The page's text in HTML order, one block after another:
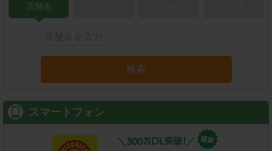
店舗名
検索
スマートフォン